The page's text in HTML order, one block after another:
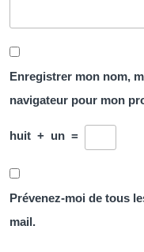
Enregistrer mon nom,
navigateur pour mon
huit + un =
Prévenez-moi de tous
mail.